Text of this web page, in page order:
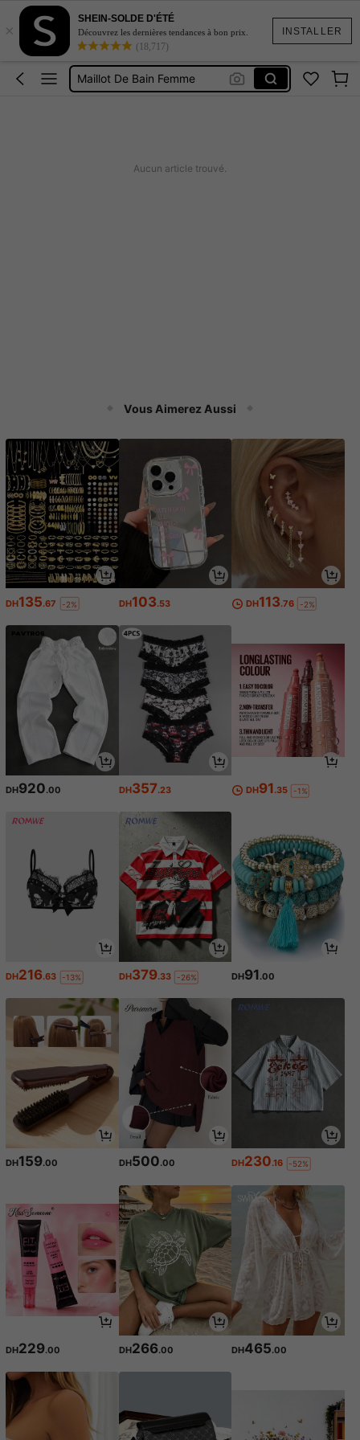
INSTALLER
×
SHEIN-SOLDE D'ÉTÉ
Découvrez les dernières tendances à bon prix.
(18,717)
Robe
Robe D’été
Aucun article trouvé.
Vous Aimerez Aussi
DH135.67 -2% DH103.53 DH113.76 -2%
DH920.00 DH357.23 DH91.35 -1%
DH216.63 -13% DH379.33 -26% DH91 .00
DH159.00 DH500.00 DH230.16 -52%
DH229.00 DH266.00 DH465.00